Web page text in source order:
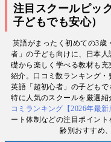
800名にグロ
寄稿者は教育
で子育て中の
数. 日経・
情報提供・寄
未来をつなぐ
注目スクールピッ
子どもでも安心）
英語がまったく初めての3歳
者」の子ども向けに、日本
礎から楽しく学べる教材も
紹介。口コミ数ランキング・
英語「超初心者」の子どもで
特に人気のスクールを厳選紹
コミランキング【2026年最新
ート体制などの注目ポイン
齢別おすすめ